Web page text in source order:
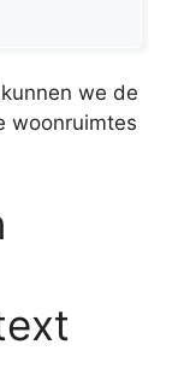
we de
woonruimtes